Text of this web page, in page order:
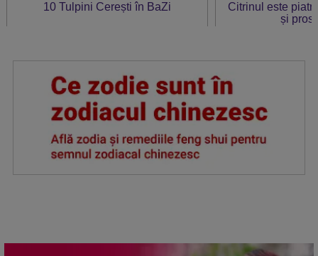
10 Tulpini Cerești în BaZi
Citrinul este
și